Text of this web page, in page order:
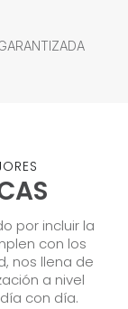
por incluir la
con los
nos llena de
a nivel
con día.